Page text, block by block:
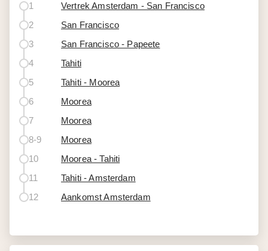
1
Vertrek Amsterdam - San Francisco
2
San Francisco
3
San Francisco - Papeete
4
Tahiti
5
Tahiti - Moorea
6
Moorea
7
Moorea
8-9
Moorea
10
Moorea - Tahiti
11
Tahiti - Amsterdam
12
Aankomst Amsterdam